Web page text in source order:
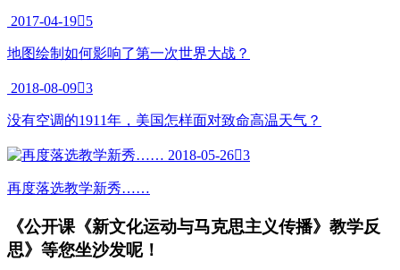
2017-04-195
地图绘制如何影响了第一次世界大战？
2018-08-093
没有空调的1911年，美国怎样面对致命高温天气？
2018-05-263
再度落选教学新秀……
《公开课《新文化运动与马克思主义传播》教学反
思》 等您坐沙发呢！